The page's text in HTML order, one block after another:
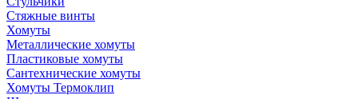
Стяжные винты
Хомуты
Металлические хомуты
Пластиковые хомуты
Сантехнические хомуты
Хомуты Термоклип